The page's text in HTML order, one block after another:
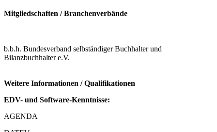
Mitgliedschaften / Branchenverbände
b.b.h. Bundesverband selbständiger Buchhalter und
Bilanzbuchhalter e.V.
Weitere Informationen / Qualifikationen
EDV- und Software-Kenntnisse:
AGENDA